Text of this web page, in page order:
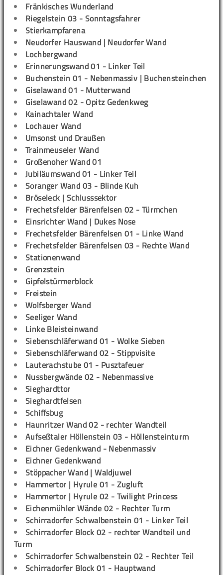
Fränkisches Wunderland
Riegelstein 03 - Sonntagsfahrer
Stierkampfarena
Neudorfer Hauswand | Neudorfer Wand
Lochbergwand
Erinnerungswand 01 - Linker Teil
Buchenstein 01 - Nebenmassiv | Buchensteinchen
Giselawand 01 - Mutterwand
Giselawand 02 - Opitz Gedenkweg
Kainachtaler Wand
Lochauer Wand
Umsonst und Draußen
Trainmeuseler Wand
Großenoher Wand 01
Jubiläumswand 01 - Linker Teil
Soranger Wand 03 - Blinde Kuh
Bröseleck | Schlusssektor
Frechetsfelder Bärenfelsen 02 - Türmchen
Einsrichter Wand | Dukes Nose
Frechetsfelder Bärenfelsen 01 - Linke Wand
Frechetsfelder Bärenfelsen 03 - Rechte Wand
Stationenwand
Grenzstein
Gipfelstürmerblock
Freistein
Wolfsberger Wand
Seeliger Wand
Linke Bleisteinwand
Siebenschläferwand 01 - Wolke Sieben
Siebenschläferwand 02 - Stippvisite
Lauterachstube 01 - Pusztafeuer
Nussbergwände 02 - Nebenmassive
Sieghardttor
Sieghardtfelsen
Schiffsbug
Haunritzer Wand 02 - rechter Wandteil
Aufseßtaler Höllenstein 03 - Höllensteinturm
Eichner Gedenkwand - Nebenmassiv
Eichner Gedenkwand
Stöppacher Wand | Waldjuwel
Hammertor | Hyrule 01 - Zugluft
Hammertor | Hyrule 02 - Twilight Princess
Eichenmühler Wände 02 - Rechter Turm
Schirradorfer Schwalbenstein 01 - Linker Teil
Schirradorfer Block 02 - rechter Wandteil und
Turm
Schirradorfer Schwalbenstein 02 - Rechter Teil
Schirradorfer Block 01 - Hauptwand